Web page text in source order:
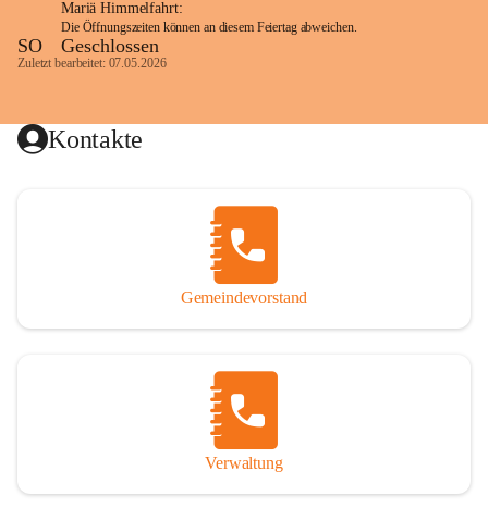
Mariä Himmelfahrt:
Die Öffnungszeiten können an diesem Feiertag abweichen.
SO Geschlossen
Zuletzt bearbeitet: 07.05.2026
Kontakte
Gemeindevorstand
Verwaltung